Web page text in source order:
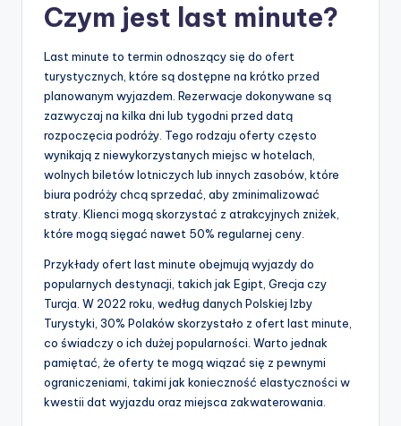
Czym jest last minute?
Last minute to termin odnoszący się do ofert
turystycznych, które są dostępne na krótko przed
planowanym wyjazdem. Rezerwacje dokonywane są
zazwyczaj na kilka dni lub tygodni przed datą
rozpoczęcia podróży. Tego rodzaju oferty często
wynikają z niewykorzystanych miejsc w hotelach,
wolnych biletów lotniczych lub innych zasobów, które
biura podróży chcą sprzedać, aby zminimalizować
straty. Klienci mogą skorzystać z atrakcyjnych zniżek,
które mogą sięgać nawet 50% regularnej ceny.
Przykłady ofert last minute obejmują wyjazdy do
popularnych destynacji, takich jak Egipt, Grecja czy
Turcja. W 2022 roku, według danych Polskiej Izby
Turystyki, 30% Polaków skorzystało z ofert last minute,
co świadczy o ich dużej popularności. Warto jednak
pamiętać, że oferty te mogą wiązać się z pewnymi
ograniczeniami, takimi jak konieczność elastyczności w
kwestii dat wyjazdu oraz miejsca zakwaterowania.